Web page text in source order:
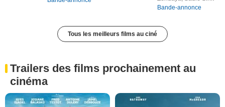
Bande-annonce
Tous les meilleurs films au ciné
Trailers des films prochainement au
cinéma